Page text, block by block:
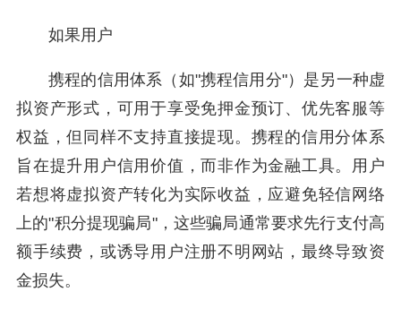
如果用户
携程的信用体系（如"携程信用分"）是另一种虚
拟资产形式，可用于享受免押金预订、优先客服等
权益，但同样不支持直接提现。携程的信用分体系
旨在提升用户信用价值，而非作为金融工具。用户
若想将虚拟资产转化为实际收益，应避免轻信网络
上的"积分提现骗局"，这些骗局通常要求先行支付高
额手续费，或诱导用户注册不明网站，最终导致资
金损失。